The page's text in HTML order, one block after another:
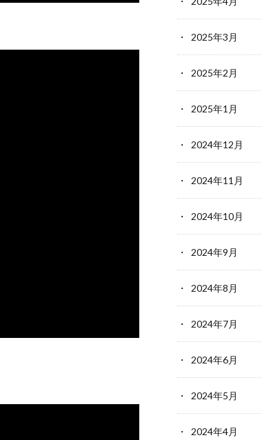
2025年3月
2025年2月
2025年1月
2024年12月
2024年11月
2024年10月
2024年9月
2024年8月
2024年7月
2024年6月
2024年5月
2024年4月